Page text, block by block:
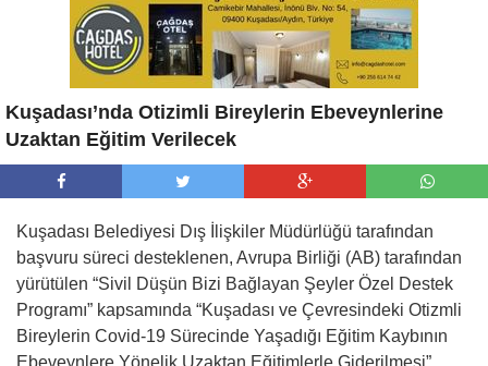
Kuşadası’nda Otizimli Bireylerin Ebeveynlerine
Uzaktan Eğitim Verilecek
Kuşadası Belediyesi Dış İlişkiler Müdürlüğü tarafından
başvuru süreci desteklenen, Avrupa Birliği (AB) tarafından
yürütü len “Sivil Düşün Bizi Bağlayan Şeyler Özel Destek
Programı” kapsamında “Kuşadası ve Çevresindeki Otizmli
Bireylerin Covid-19 Sürecinde Yaşadığı Eğitim Kaybının
Ebeveynlere Yönelik Uzaktan Eğitimlerle Giderilmesi”